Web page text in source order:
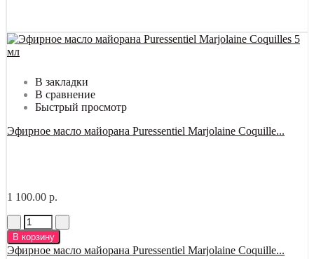
В закладки
В сравнение
Быстрый просмотр
Эфирное масло майорана Puressentiel Marjolaine Coquille...
1 100.00 р.
В корзину
Эфирное масло майорана Puressentiel Marjolaine Coquille...